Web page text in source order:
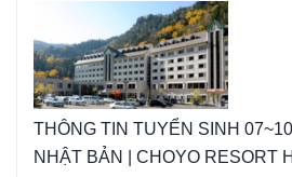
THÔNG TIN TUYỂN SINH
NHẬT BẢN | CHOYO RESORT